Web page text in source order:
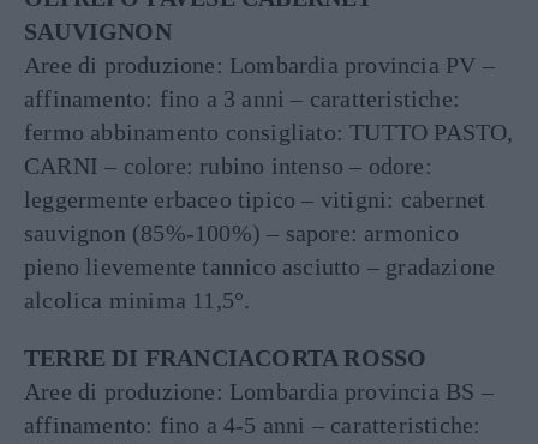
SAUVIGNON
Aree di produzione: Lombardia provincia PV –
affinamento: fino a 3 anni – caratteristiche:
fermo abbinamento consigliato: TUTTO PASTO,
CARNI – colore: rubino intenso – odore:
leggermente erbaceo tipico – vitigni: cabernet
sauvignon (85%-100%) – sapore: armonico
pieno lievemente tannico asciutto – gradazione
alcolica minima 11,5°.
TERRE DI FRANCIACORTA ROSSO
Aree di produzione: Lombardia provincia BS –
affinamento: fino a 4-5 anni – caratteristiche: